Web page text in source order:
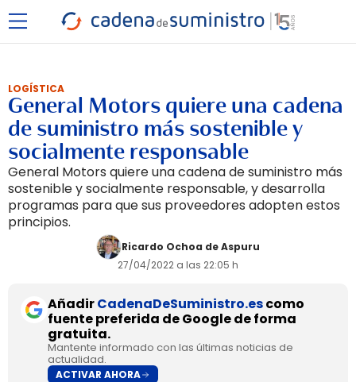
LOGÍSTICA
General Motors quiere una cadena
de suministro más sostenible y
socialmente responsable
General Motors quiere una cadena de suministro más
sostenible y socialmente responsable, y desarrolla
programas para que sus proveedores adopten estos
principios.
Ricardo Ochoa de Aspuru
27/04/2022 a las 22:05 h
AñadirCadenaDeSuministro.escomo
fuente preferida de Google de forma
gratuita.
Mantente informado con las últimas noticias de
actualidad.
ACTIVAR AHORA